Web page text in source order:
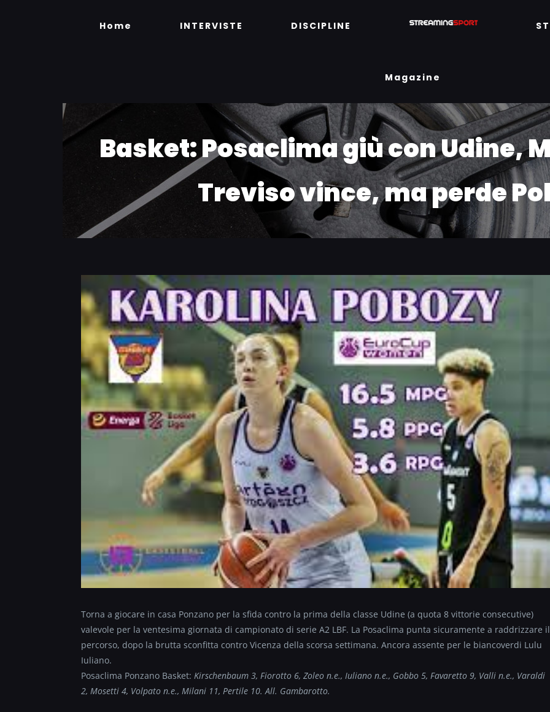
Home INTERVISTE DISCIPLINE
Magazine
Basket: Posaclima giù con Udine,
Treviso vince, ma perde
Torna a giocare in casa Ponzano per la sfida contro la prima della classe Udine (a quota 8 vittorie consecutive)
valevole per la ventesima giornata di campionato di serie A2 LBF. La Posaclima punta sicuramente a raddrizzare il
percorso, dopo la brutta sconfitta contro Vicenza della scorsa settimana. Ancora assente per le biancoverdi Lulu
Iuliano.
Posaclima Ponzano Basket: Kirschenbaum 3, Fiorotto 6, Zoleo n.e., Iuliano n.e., Gobbo 5, Favaretto 9, Valli n.e., Varaldi
2, Mosetti 4, Volpato n.e., Milani 11, Pertile 10. All. Gambarotto.